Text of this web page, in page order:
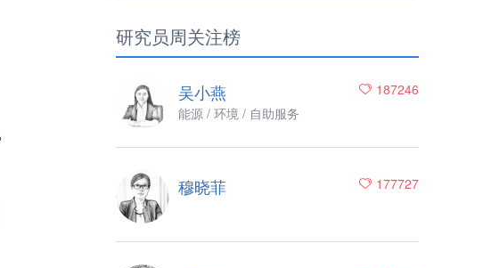
研究员周关注榜
187246
吴小燕
能源 / 环境 / 自助服务
177727
穆晓菲